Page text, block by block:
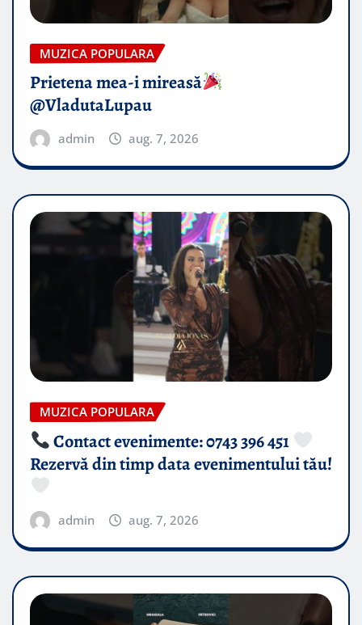
MUZICA POPULARA
Prietena mea-i mireasă​
@VladutaLupau
admin aug. 7, 2026
MUZICA POPULARA
Contact evenimente: 0743 396 451
Rezervă din timp data evenimentului tău!
admin aug. 7, 2026